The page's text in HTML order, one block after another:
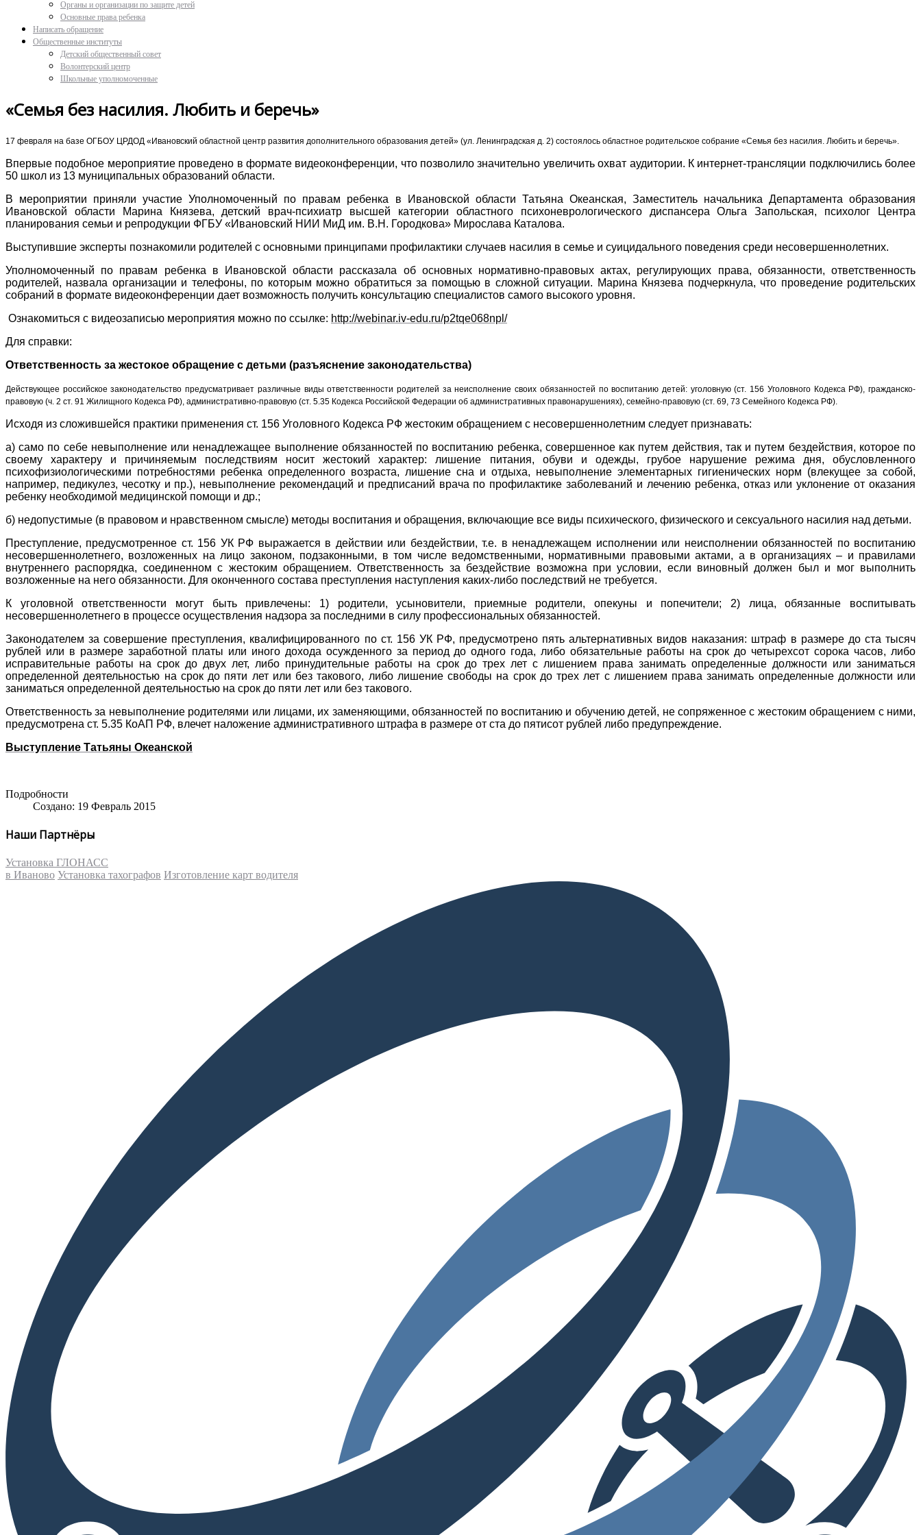
Органы и организации по защите детей
Основные права ребенка
Написать обращение
Общественные институты
Детский общественный совет
Волонтерский центр
Школьные уполномоченные
«Семья без насилия. Любить и беречь»
17 февраля на базе ОГБОУ ЦРДОД «Ивановский областной центр развития дополнительного образования детей» (ул. Ленинградская д. 2) состоялось областное родительское собрание «Семья без насилия. Любить и беречь».
Впервые подобное мероприятие проведено в формате видеоконференции, что позволило значительно увеличить охват аудитории. К интернет-трансляции подключились более
50 школ из 13 муниципальных образований области.
В мероприятии приняли участие Уполномоченный по правам ребенка в Ивановской области Татьяна Океанская, Заместитель начальника Департамента образования
Ивановской области Марина Князева, детский врач-психиатр высшей категории областного психоневрологического диспансера Ольга Запольская, психолог Центра
планирования семьи и репродукции ФГБУ «Ивановский НИИ МиД им. В.Н. Городкова» Мирослава Каталова.
Выступившие эксперты познакомили родителей с основными принципами профилактики случаев насилия в семье и суицидального поведения среди несовершеннолетних.
Уполномоченный по правам ребенка в Ивановской области рассказала об основных нормативно-правовых актах, регулирующих права, обязанности, ответственность
родителей, назвала организации и телефоны, по которым можно обратиться за помощью в сложной ситуации. Марина Князева подчеркнула, что проведение родительских
собраний в формате видеоконференции дает возможность получить консультацию специалистов самого высокого уровня.
Ознакомиться с видеозаписью мероприятия можно по ссылке: http://webinar.iv-edu.ru/p2tqe068npl/
Для справки:
Ответственность за жестокое обращение с детьми (разъяснение законодательства)
Действующее российское законодательство предусматривает различные виды ответственности родителей за неисполнение своих обязанностей по воспитанию детей: уголовную (ст. 156 Уголовного Кодекса РФ), гражданско-
правовую (ч. 2 ст. 91 Жилищного Кодекса РФ), административно-правовую (ст. 5.35 Кодекса Российской Федерации об административных правонарушениях), семейно-правовую (ст. 69, 73 Семейного Кодекса РФ).
Исходя из сложившейся практики применения ст. 156 Уголовного Кодекса РФ жестоким обращением с несовершеннолетним следует признавать:
а) само по себе невыполнение или ненадлежащее выполнение обязанностей по воспитанию ребенка, совершенное как путем действия, так и путем бездействия, которое по
своему характеру и причиняемым последствиям носит жестокий характер: лишение питания, обуви и одежды, грубое нарушение режима дня, обусловленного
психофизиологическими потребностями ребенка определенного возраста, лишение сна и отдыха, невыполнение элементарных гигиенических норм (влекущее за собой,
например, педикулез, чесотку и пр.), невыполнение рекомендаций и предписаний врача по профилактике заболеваний и лечению ребенка, отказ или уклонение от оказания
ребенку необходимой медицинской помощи и др.;
б) недопустимые (в правовом и нравственном смысле) методы воспитания и обращения, включающие все виды психического, физического и сексуального насилия над детьми.
Преступление, предусмотренное ст. 156 УК РФ выражается в действии или бездействии, т.е. в ненадлежащем исполнении или неисполнении обязанностей по воспитанию
несовершеннолетнего, возложенных на лицо законом, подзаконными, в том числе ведомственными, нормативными правовыми актами, а в организациях – и правилами
внутреннего распорядка, соединенном с жестоким обращением. Ответственность за бездействие возможна при условии, если виновный должен был и мог выполнить
возложенные на него обязанности. Для оконченного состава преступления наступления каких-либо последствий не требуется.
К уголовной ответственности могут быть привлечены: 1) родители, усыновители, приемные родители, опекуны и попечители; 2) лица, обязанные воспитывать
несовершеннолетнего в процессе осуществления надзора за последними в силу профессиональных обязанностей.
Законодателем за совершение преступления, квалифицированного по ст. 156 УК РФ, предусмотрено пять альтернативных видов наказания: штраф в размере до ста тысяч
рублей или в размере заработной платы или иного дохода осужденного за период до одного года, либо обязательные работы на срок до четырехсот сорока часов, либо
исправительные работы на срок до двух лет, либо принудительные работы на срок до трех лет с лишением права занимать определенные должности или заниматься
определенной деятельностью на срок до пяти лет или без такового, либо лишение свободы на срок до трех лет с лишением права занимать определенные должности или
заниматься определенной деятельностью на срок до пяти лет или без такового.
Ответственность за невыполнение родителями или лицами, их заменяющими, обязанностей по воспитанию и обучению детей, не сопряженное с жестоким обращением с ними,
предусмотрена ст. 5.35 КоАП РФ, влечет наложение административного штрафа в размере от ста до пятисот рублей либо предупреждение.
Выступление Татьяны Океанской
Подробности
Создано: 19 Февраль 2015
Наши Партнёры
Установка ГЛОНАСС
в Иваново Установка тахографов Изготовление карт водителя